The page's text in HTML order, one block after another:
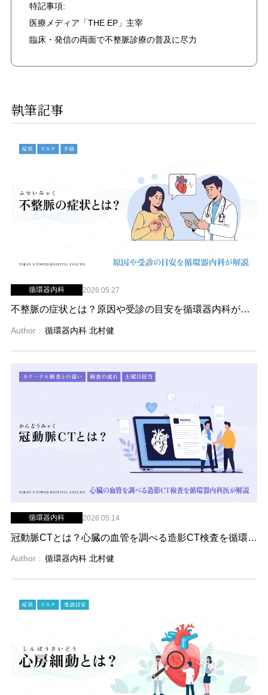
特記事項:
医療メディア「THE EP」主宰
臨床・発信の両面で不整脈診療の普及に尽力
執筆記事
循環器内科 2026.05.27
不整脈の症状とは？原因や受診の目安を循環器内科が解説
Author : 循環器内科 北村健
循環器内科 2026.05.14
冠動脈CTとは？心臓の血管を調べる造影CT検査を循環器内科医が解説
Author : 循環器内科 北村健